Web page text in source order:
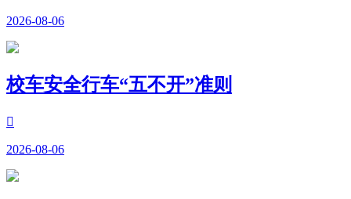
2026-08-06
校车安全行车“五不开”准则

2026-08-06